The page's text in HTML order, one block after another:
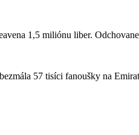
1,5 miliónu liber.
57 tisíci fanoušky na